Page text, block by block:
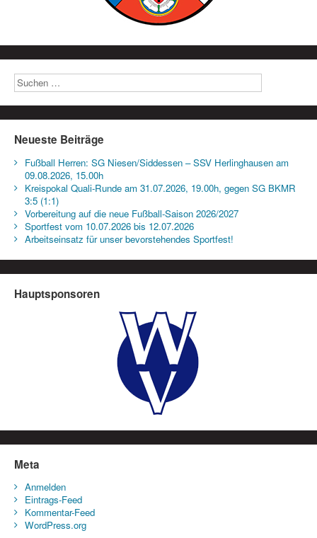
Neueste Beiträge
Fußball Herren: SG Niesen/Siddessen – SSV Herlinghausen am
09.08.2026, 15.00h
Kreispokal Quali-Runde am 31.07.2026, 19.00h, gegen SG BKMR
3:5 (1:1)
Vorbereitung auf die neue Fußball-Saison 2026/2027
Sportfest vom 10.07.2026 bis 12.07.2026
Arbeitseinsatz für unser bevorstehendes Sportfest!
Hauptsponsoren
Meta
Anmelden
Eintrags-Feed
Kommentar-Feed
WordPress.org